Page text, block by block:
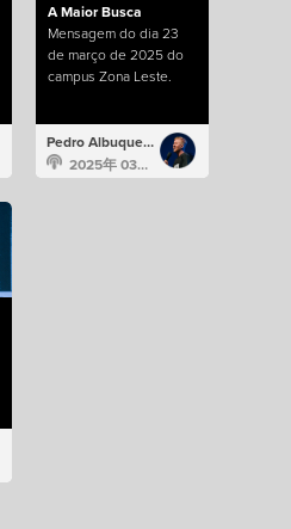
A Maior Busca
Mensagem do dia 23
de março de 2025 do
campus Zona Leste.
Pedro Albuquerque
2025年 03月 23日